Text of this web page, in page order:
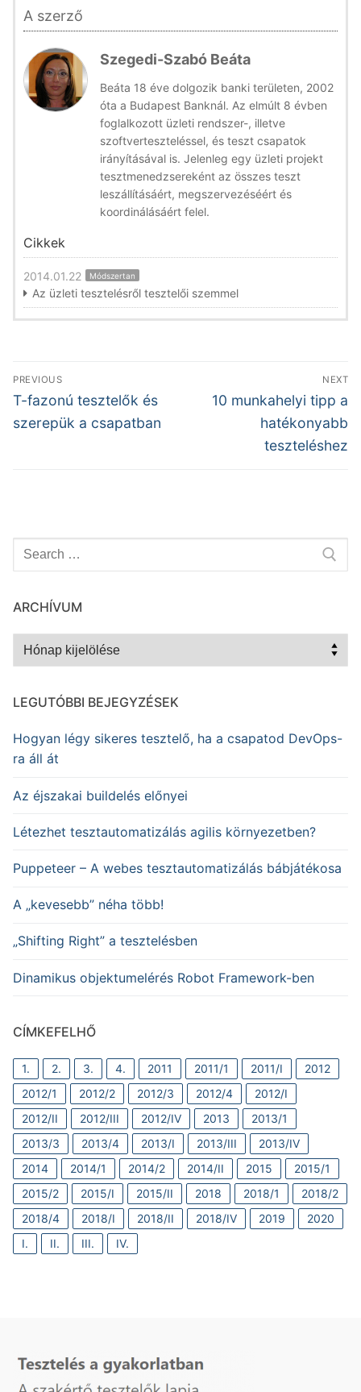
A szerző
Szegedi-Szabó Beáta
Beáta 18 éve dolgozik banki területen, 2002
óta a Budapest Banknál. Az elmúlt 8 évben
foglalkozott üzleti rendszer-, illetve
szoftverteszteléssel, és teszt csapatok
irányításával is. Jelenleg egy üzleti projekt
tesztmenedzsereként az összes teszt
leszállításáért, megszervezéséért és
koordinálásáért felel.
Cikkek
2014.01.22 Módszertan
Az üzleti tesztelésről tesztelői szemmel
Bejegyzés
navigáció
PREVIOUS
Previous
post:
T-fazonú tesztelők és
szerepük a csapatban
NEXT
Next
10 munkahelyi tipp a
hatékonyabb
teszteléshez
Keresése:
ARCHÍVUM
Archívum
LEGUTÓBBI BEJEGYZÉSEK
Hogyan légy sikeres tesztelő, ha a csapatod DevOps-
ra áll át
Az éjszakai buildelés előnyei
Létezhet tesztautomatizálás agilis környezetben?
Puppeteer – A webes tesztautomatizálás bábjátékosa
A „kevesebb” néha több!
„Shifting Right” a tesztelésben
Dinamikus objektumelérés Robot Framework-ben
CÍMKEFELHŐ
1. 2. 3. 4. 2011 2011/1 2011/I
2012
2012/1
2012/2 2012/3 2012/4
2012/I
2012/II
2012/III 2012/IV 2013
2013/1
2013/3
2013/4 2013/I 2013/III
2013/IV
2014
2014/1 2014/2 2014/II 2015
2015/1
2015/2
2015/I 2015/II 2018 2018/1
2018/2
2018/4
2018/I 2018/II 2018/IV 2019
2020
I.
II. III. IV.